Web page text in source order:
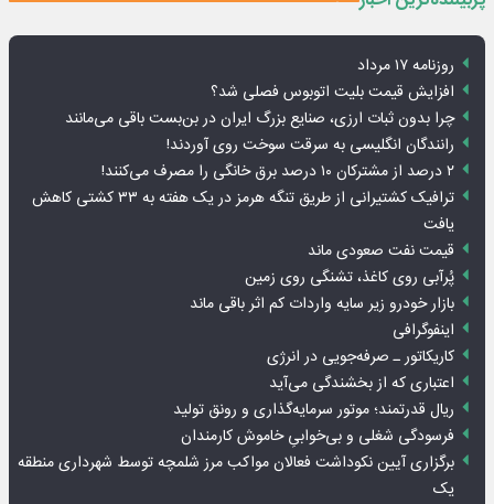
روزنامه ۱۷ مرداد
افزایش قیمت بلیت اتوبوس فصلی شد؟
چرا بدون ثبات ارزی، صنایع بزرگ ایران در بن‌بست باقی می‌مانند
رانندگان انگلیسی به سرقت سوخت روی آوردند!
۲ درصد از مشترکان ۱۰ درصد برق خانگی را مصرف می‌کنند!
ترافیک کشتیرانی از طریق تنگه هرمز در یک هفته به ۳۳ کشتی کاهش
یافت
قیمت نفت صعودی ماند
پُرآبی روی کاغذ، تشنگی روی زمین
بازار خودرو زیر سایه واردات کم اثر باقی ماند
اینفوگرافی
کاریکاتور ـ صرفه‌جویی در انرژی
اعتباری که از بخشندگی می‌آید
ریال قدرتمند؛ موتور سرمایه‌گذاری و رونق تولید
فرسودگی شغلی و بی‌خوابیِ خاموش کارمندان
برگزاری آیین نکوداشت فعالان مواکب مرز شلمچه توسط شهرداری منطقه
یک